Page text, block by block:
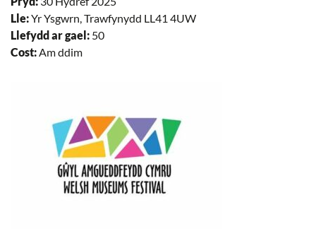
Lle:Yr Ysgwrn, Trawfynydd LL41 4UW
Llefydd ar gael: 50
Cost:Am ddim